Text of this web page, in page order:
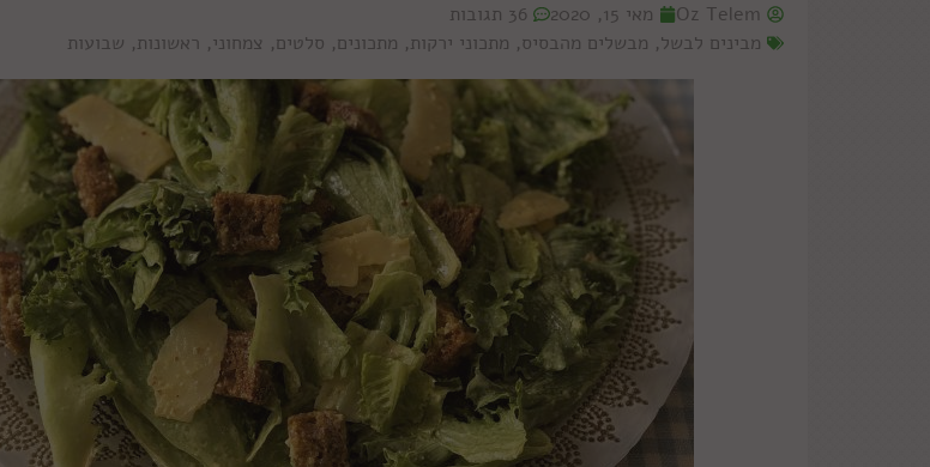
Oz Telem מאי 15, 2020
36 תגובות
מבינים לבשל, מבשלים מהבסיס, מתכוני ירקות, מתכונים, סלטים, צמחוני, ראשונות, שבועות